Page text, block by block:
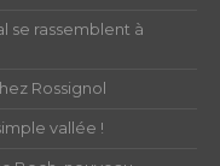
se rassemblent à
Rossignol
vallée !